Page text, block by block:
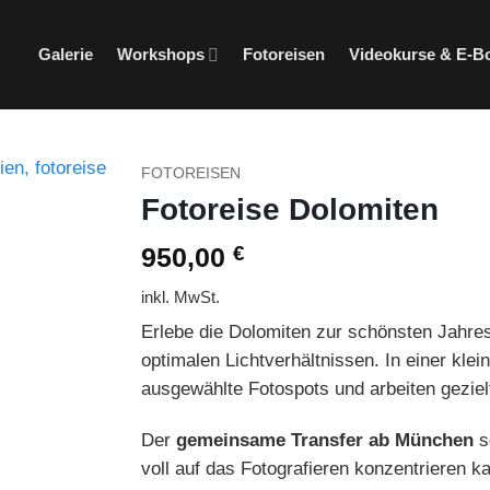
Galerie Workshops Fotoreisen Videokurse & E-
FOTOREISEN
Fotoreise Dolomiten
950,00 €
inkl. MwSt.
Erlebe die Dolomiten zur schönsten
optimalen Lichtverhältnissen. In einer
ausgewählte Fotospots und arbeiten
Der gemeinsame Transfer ab München
voll auf das Fotografieren konzentrieren